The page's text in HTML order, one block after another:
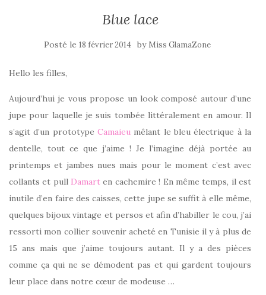
Blue lace
Posté le 18 février 2014 by Miss GlamaZone
Hello les filles,
Aujourd’hui je vous propose un look composé autour d’une
jupe pour laquelle je suis tombée littéralement en amour. Il
s’agit d’un prototype Camaieu mêlant le bleu électrique à la
dentelle, tout ce que j’aime ! Je l’imagine déjà portée au
printemps et jambes nues mais pour le moment c’est avec
collants et pull Damart en cachemire ! En même temps, il est
inutile d’en faire des caisses, cette jupe se suffit à elle même,
quelques bijoux vintage et persos et afin d’habiller le cou, j’ai
ressorti mon collier souvenir acheté en Tunisie il y à plus de
15 ans mais que j’aime toujours autant. Il y a des pièces
comme ça qui ne se démodent pas et qui gardent toujours
leur place dans notre cœur de modeuse …